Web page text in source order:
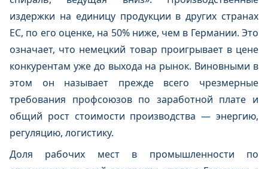
издержки на единицу продукции в других странах
ЕС, по его оценке, на 50% ниже, чем в Германии. Это
означает, что немецкий товар проигрывает в цене
конкурентам уже до выхода на рынок. Виновными в
этом он называет прежде всего чрезмерные
требования профсоюзов по заработной плате и
общий рост стоимости производства — энергию,
регуляцию, логистику.
Доля рабочих мест в промышленности по